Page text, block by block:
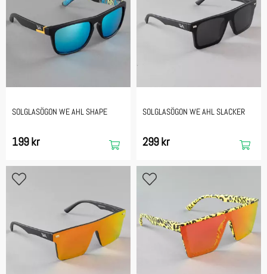
SOLGLASÖGON WE AHL SHAPE
199 kr
SOLGLASÖGON WE AHL SLACKER
299 kr